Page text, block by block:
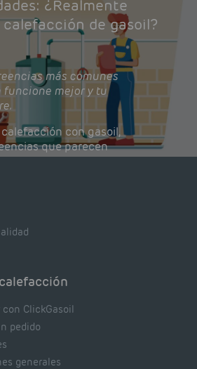
¿Realmente
de gasoil?
más comunes
funcione mejor y tu
con gasoil,
que parecen
pueden estar
se contrastan con lo que
ClickGasoil
pedido
generales